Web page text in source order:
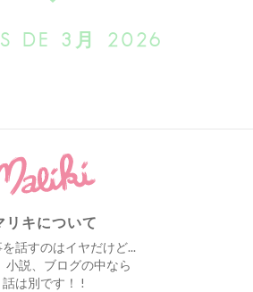
DE 3月 2026
リキについて
話すのはイヤだけど...
小説、ブログの中なら
話は別です！ !